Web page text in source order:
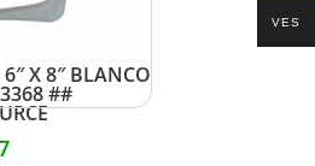
X 8″ BLANCO
##
VES